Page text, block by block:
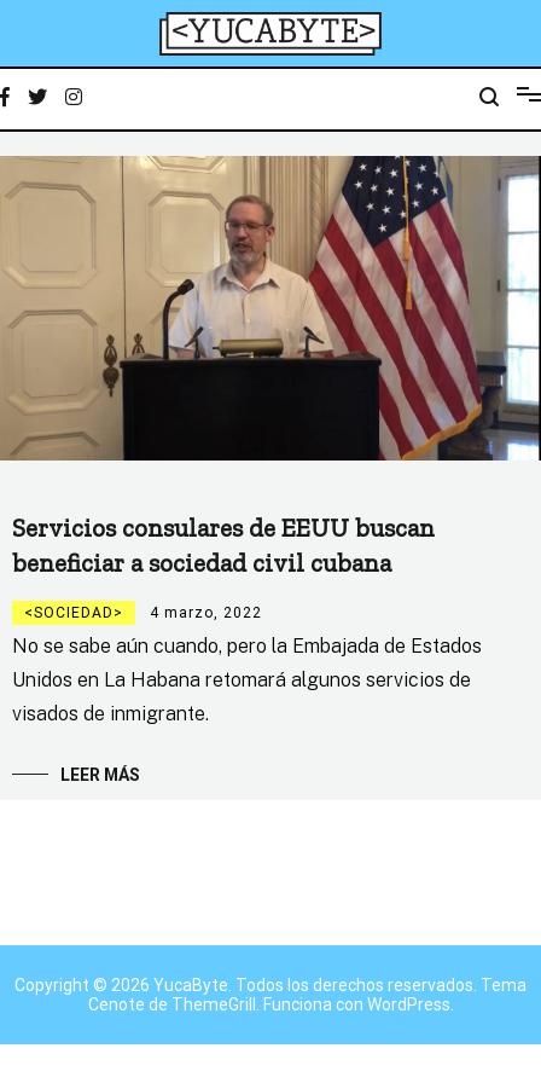
YucaByte
Servicios consulares de EEUU buscan
beneficiar a sociedad civil cubana
SOCIEDAD 4 marzo, 2022
No se sabe aún cuando, pero la Embajada de Estados
Unidos en La Habana retomará algunos servicios de
visados de inmigrante.
LEER MÁS
Copyright © 2026 YucaByte . Todos los derechos reservados. Tema
Cenote de ThemeGrill. Funciona con WordPress